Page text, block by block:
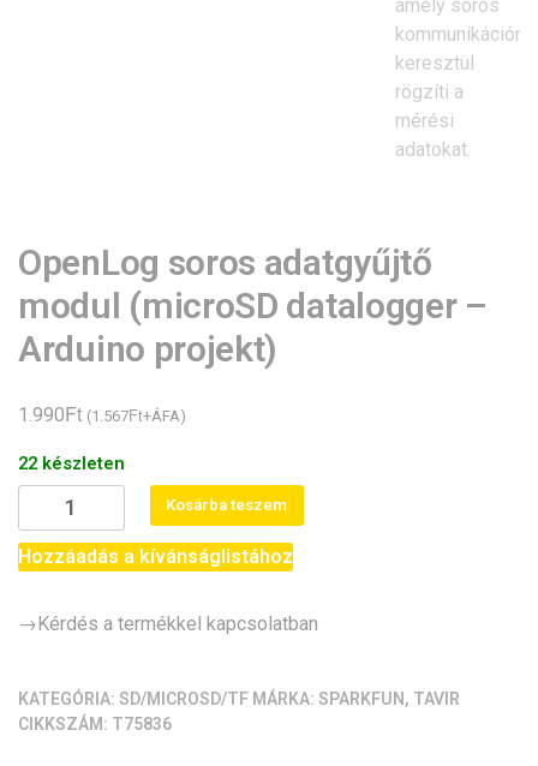
OpenLog soros adatgyűjtő
modul (microSD datalogger –
Arduino projekt)
1.990Ft (1.567Ft+ÁFA)
22 készleten
OpenLog
soros
adatgyűjtő
(microSD
Arduino
projekt)
Kosárba teszem
Hozzáadás a kívánságlistához
→Kérdés a termékkel kapcsolatban
KATEGÓRIA: SD/MICROSD/TF MÁRKA: SPARKFUN , TAVIR
CIKKSZÁM: T75836